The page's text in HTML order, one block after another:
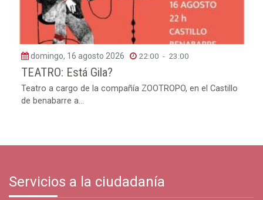
domingo, 16 agosto 2026 22:00 - 23:00
TEATRO: Está Gila?
Teatro a cargo de la compañía ZOOTROPO, en el Castillo
de benabarre a...
Servicios a la ciudadanía